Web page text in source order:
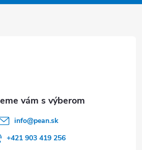
info@pean.sk
+421 903 419 256